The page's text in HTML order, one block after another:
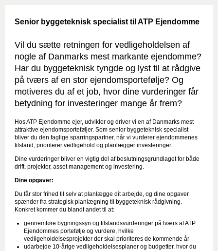
Senior byggeteknisk specialist til ATP Ejendomme
Vil du sætte retningen for vedligeholdelsen af
nogle af Danmarks mest markante ejendomme?
Har du byggeteknisk tyngde og lyst til at rådgive
på tværs af en stor ejendomsportefølje? Og
motiveres du af et job, hvor dine vurderinger får
betydning for investeringer mange år frem?
Hos ATP Ejendomme ejer, udvikler og driver vi en af Danmarks mest
attraktive ejendomsporteføljer. Som senior byggeteknisk specialist
bliver du den faglige sparringspartner, når vi vurderer ejendommenes
tilstand, prioriterer vedligehold og planlægger investeringer.
Dine vurderinger bliver en vigtig del af beslutningsgrundlaget for både
drift, projekter, asset management og investering.
Dine opgaver:
Du får stor frihed til selv at planlægge dit arbejde, og dine opgaver
spænder fra strategisk planlægning til byggeteknisk rådgivning.
Konkret kommer du blandt andet til at:
gennemføre bygningssyn og tilstandsvurderinger på tværs af ATP
Ejendommes portefølje og vurdere, hvilke
vedligeholdelsesprojekter der skal prioriteres de kommende år
udarbejde 10-årige vedligeholdelsesplaner og budgetter, hvor du